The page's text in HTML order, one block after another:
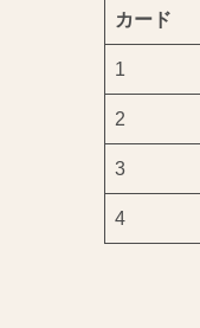
カード
1
2
3
4